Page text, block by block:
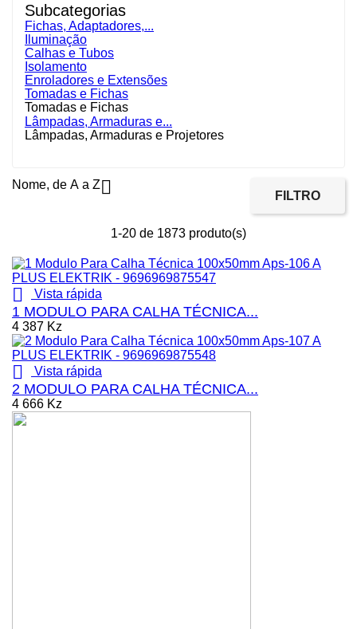
Subcategorias
Fichas, Adaptadores,...
Iluminação
Calhas e Tubos
Isolamento
Enroladores e Extensões
Tomadas e Fichas
Tomadas e Fichas
Lâmpadas, Armaduras e...
Lâmpadas, Armaduras e Projetores
Nome, de A a Z FILTRO
1-20 de 1873 produto(s)
 Vista rápida
1 MODULO PARA CALHA TÉCNICA...
4 387 Kz
 Vista rápida
2 MODULO PARA CALHA TÉCNICA...
4 666 Kz